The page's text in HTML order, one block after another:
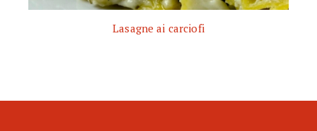
Lasagne ai carciofi